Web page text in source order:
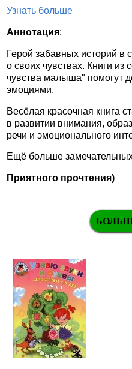
Узнать больше
Аннотация:
Герой забавных историй в
о своих чувствах. Книги
чувства малыша" помогут
эмоциями.
Весёлая красочная книга
в развитии внимания,
речи и эмоционального
Ещё больше
Приятного прочтения)